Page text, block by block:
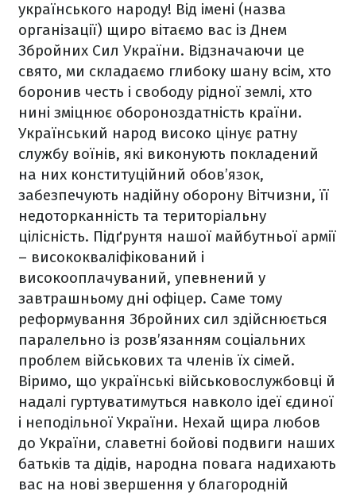
українського народу! Від імені (назва
організації) щиро вітаємо вас із Днем
Збройних Сил України. Відзначаючи це
свято, ми складаємо глибоку шану всім, хто
боронив честь і свободу рідної землі, хто
нині зміцнює обороноздатність країни.
Український народ високо цінує ратну
службу воїнів, які виконують покладений
на них конституційний обов’язок,
забезпечують надійну оборону Вітчизни, її
недоторканність та територіальну
цілісність. Підґрунтя нашої майбутньої армії
– висококваліфікований і
високооплачуваний, упевнений у
завтрашньому дні офіцер. Саме тому
реформування Збройних сил здійснюється
паралельно із розв’язанням соціальних
проблем військових та членів їх сімей.
Віримо, що українські військовослужбовці й
надалі гуртуватимуться навколо ідеї єдиної
і неподільної України. Нехай щира любов
до України, славетні бойові подвиги наших
батьків та дідів, народна повага надихають
вас на нові звершення у благородній